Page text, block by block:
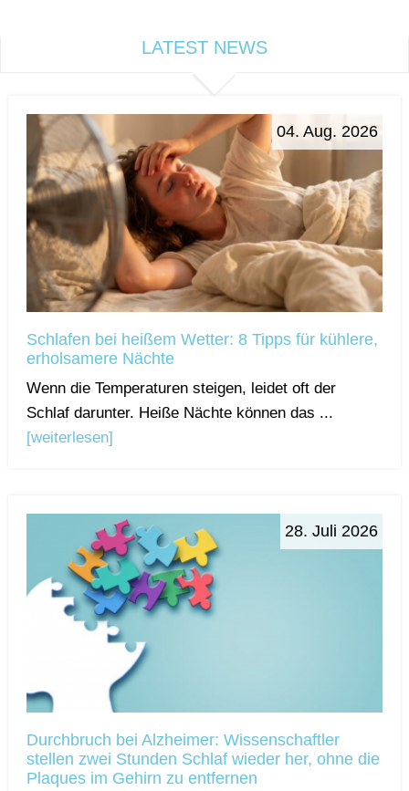
LATEST NEWS
04. Aug. 2026
Schlafen bei heißem Wetter: 8 Tipps für kühlere,
erholsamere Nächte
Wenn die Temperaturen steigen, leidet oft der
Schlaf darunter. Heiße Nächte können das ...
[weiterlesen]
28. Juli 2026
Durchbruch bei Alzheimer: Wissenschaftler
stellen zwei Stunden Schlaf wieder her, ohne die
Plaques im Gehirn zu entfernen